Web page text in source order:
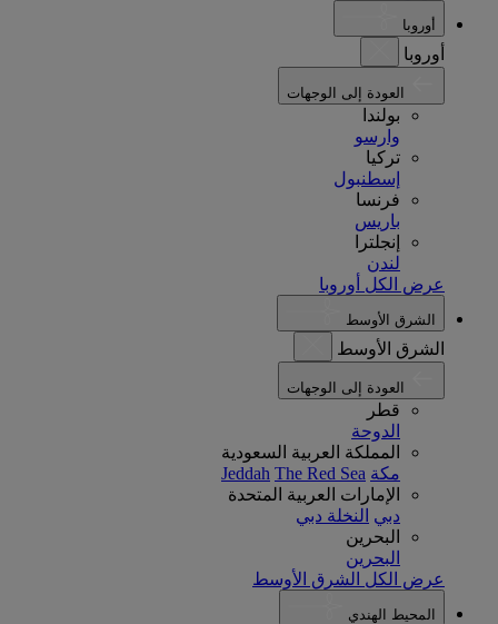
أوروبا
أوروبا
بولندا
وارسو
تركيا
إسطنبول
فرنسا
باريس
إنجلترا
لندن
عرض الكل أوروبا
الشرق الأوسط
الشرق الأوسط
قطر
الدوحة
المملكة العربية السعودية
مكة
Jeddah The Red Sea
الإمارات العربية المتحدة
دبي النخلة دبي
البحرين
البحرين
عرض الكل الشرق الأوسط
المحيط الهندي